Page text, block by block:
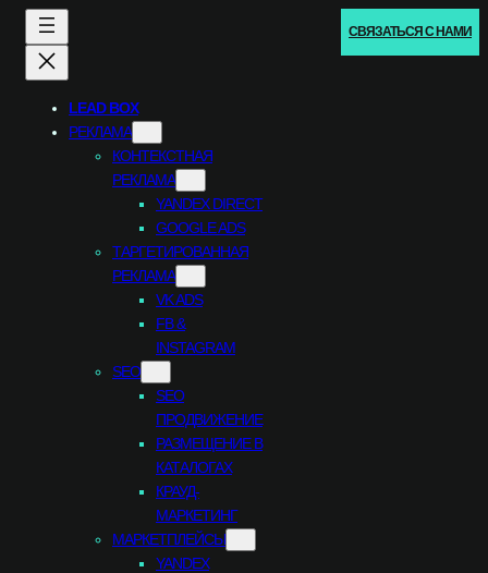
Перейти
содержимому
LEAD BOX
РЕКЛАМА
КОНТЕКСТНАЯ
РЕКЛАМА
YANDEX DIRECT
GOOGLE ADS
ТАРГЕТИРОВАННАЯ
РЕКЛАМА
VK ADS
FB &
INSTAGRAM
SEO
SEO
ПРОДВИЖЕНИЕ
РАЗМЕЩЕНИЕ В
КАТАЛОГАХ
КРАУД-
МАРКЕТИНГ
МАРКЕТПЛЕЙСЫ
YANDEX
СВЯЗАТЬСЯ С НАМИ